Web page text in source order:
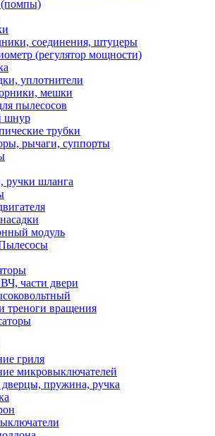
соединения, штуцеры
(регулятор мощности)
уплотнители
мешки
пылесосов
шнур
трубки
рычаги, суппорты
ручки шланга
модуль
части двери
треноги вращения
гриля
микровыключателей
пружина, ручка